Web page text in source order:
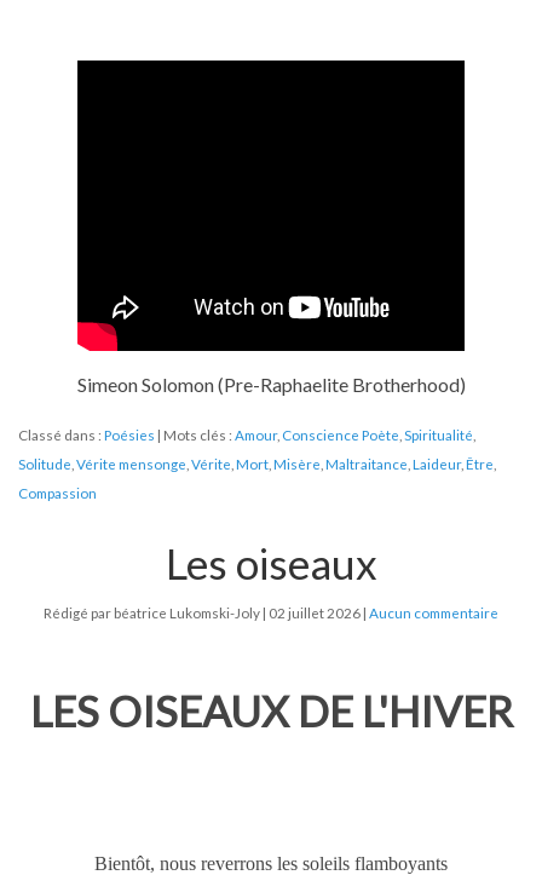
Simeon Solomon (Pre-Raphaelite Brotherhood)
Classé dans : Poésies Mots clés : Amour, Conscience Poète Spiritualité
Solitude Vérite mensonge Vérite Mort Misère Maltraitance Laideur, Être
Compassion
Les oiseaux
Rédigé par béatrice Lukomski-Joly 02 juillet 2026 Aucun commentaire
LES OISEAUX DE L'HIVER
Bientôt, nous reverrons les soleils flamboyants